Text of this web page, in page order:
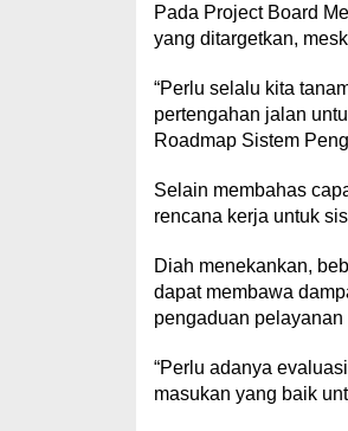
Pada Project Board
yang ditargetkan,
“Perlu selalu kita
pertengahan jalan
Roadmap Sistem
Selain membahas
rencana kerja untuk
Diah menekankan,
dapat membawa
pengaduan pelayanan
“Perlu adanya
masukan yang baik